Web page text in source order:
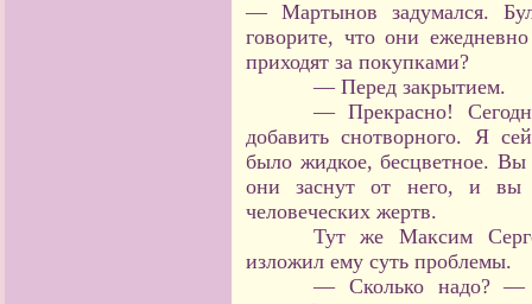
— Мартынов задумался.
говорите, что они
приходят за покупками?
— Перед закрытием.
— Прекрасно!
добавить снотворного. Я
было жидкое, бесцветное.
они заснут от него, и вы
человеческих жертв.
Тут же Максим
изложил ему суть проблемы.
— Сколько надо? —